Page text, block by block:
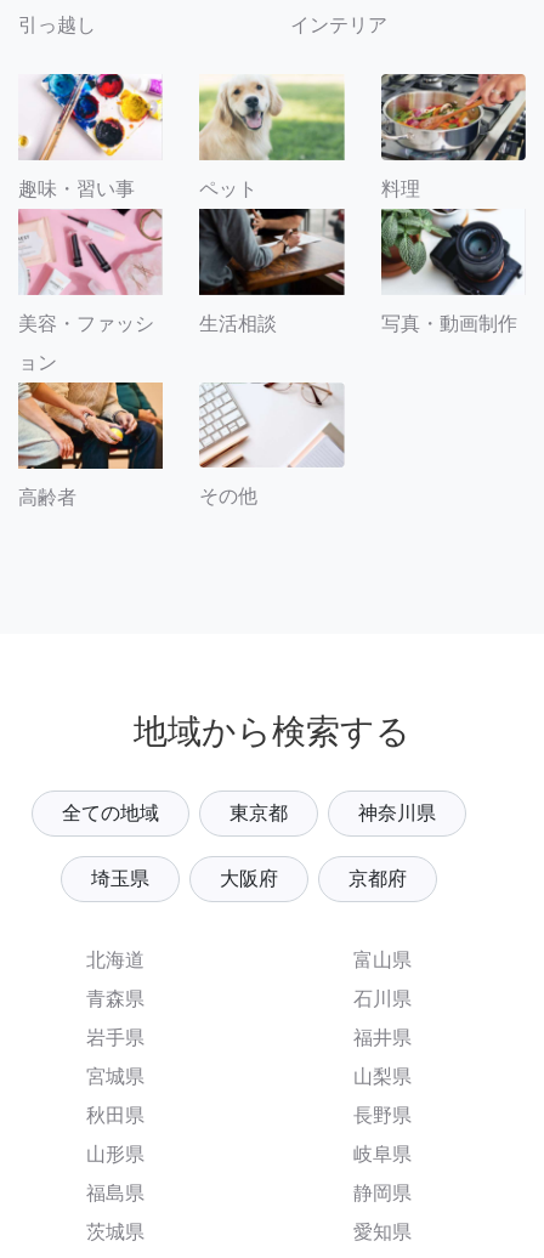
引っ越し インテリア
趣味・習い事 ペット 料理
美容・ファッシ
ョン
生活相談 写真・動画制作
高齢者 その他
地域から検索する
全ての地域 東京都 神奈川県
埼玉県 大阪府 京都府
北海道
青森県
岩手県
宮城県
秋田県
山形県
福島県
茨城県
富山県
石川県
福井県
山梨県
長野県
岐阜県
静岡県
愛知県